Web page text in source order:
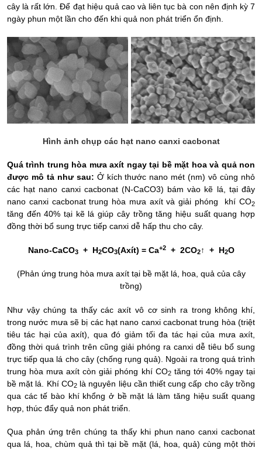
cây là rất lớn. Để đạt hiệu quả cao và liên tục bà con nên định kỳ 7
ngày phun một lần cho đến khi quả non phát triển ổn định.
Hình ảnh chụp các hạt nano canxi cacbonat
Quá trình trung hòa mưa axít ngay tại bề mặt hoa và quả non
được mô tả như sau: Ở kích thước nano mét (nm) vô cùng nhỏ
các hạt nano canxi cacbonat (N-CaCO3) bám vào kẽ lá, tại đây
nano canxi cacbonat trung hòa mưa axít và giải phóng khí CO2
tăng đến 40% tại kẽ lá giúp cây trồng tăng hiệu suất quang hợp
đồng thời bổ sung trực tiếp canxi dễ hấp thu cho cây.
Nano-CaCO3+ H2CO3(Axít) = Ca+2+ 2CO2↑ + H2O
(Phản ứng trung hòa mưa axíttại bề mặt lá, hoa, quả của cây
trồng)
Như vậy chúng ta thấy các axít vô cơ sinh ra trong không khí,
trong nước mưa sẽ bị các hạt nano canxi cacbonat trung hòa (triệt
tiêu tác hại của axít), qua đó giảm tối đa tác hại của mưa axít,
đồng thời quá trình trên cũng giải phóng ra canxi dễ tiêu bổ sung
trực tiếp qua lá cho cây (chống rụng quả). Ngoài ra trong quá trình
trung hòa mưa axít còn giải phóng khí CO2tăng tới 40% ngay tại
bề mặt lá. Khí CO2là nguyên liệu cần thiết cung cấp cho cây trồng
qua các tế bào khí khổng ở bề mặt lá làm tăng hiệu suất quang
hợp, thúc đẩy quả non phát triển.
Qua phản ứng trên chúng ta thấy khi phun nano canxi cacbonat
qua lá, hoa, chùm quả thì tại bề mặt (lá, hoa, quả) cùng một thời